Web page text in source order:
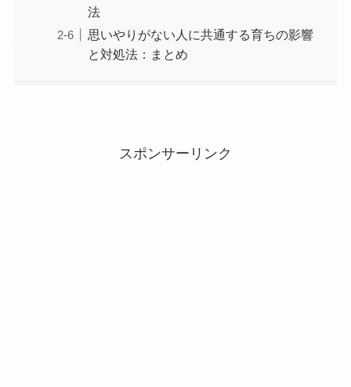
法
思いやりがない人に共通する育ちの影響
と対処法：まとめ
スポンサーリンク